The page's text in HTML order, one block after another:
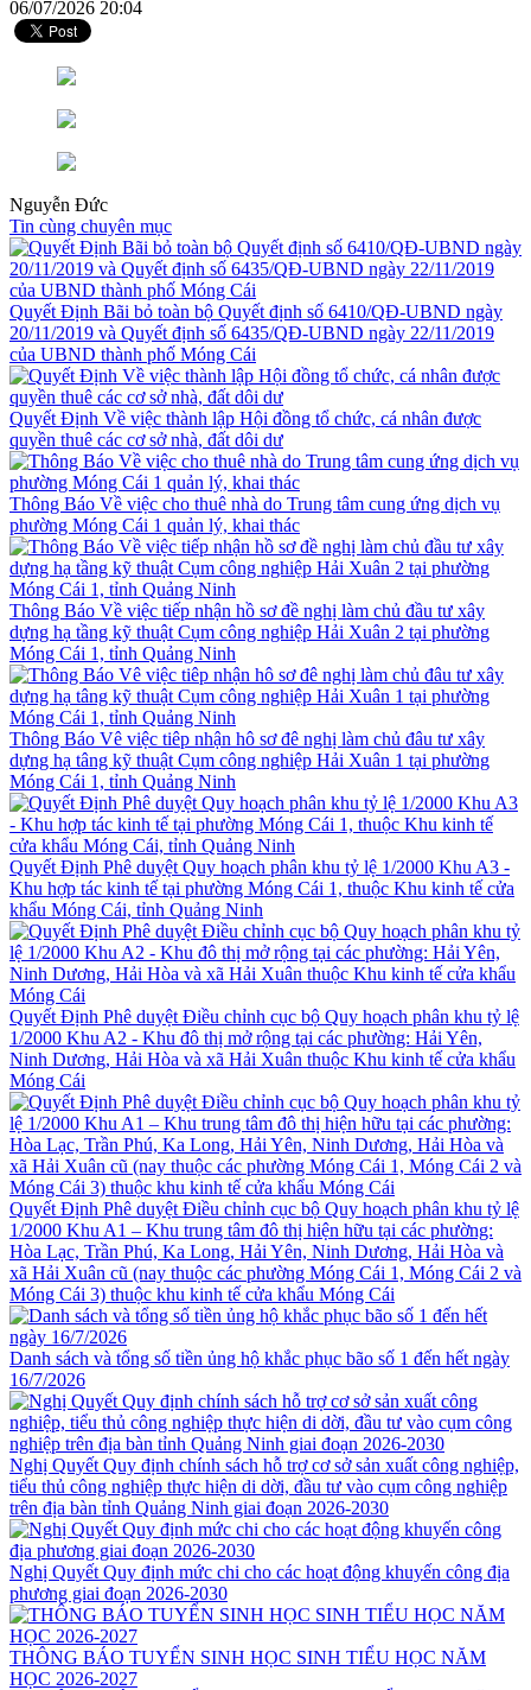
06/07/2026 20:04
Nguyễn Đức
Tin cùng chuyên mục
Quyết Định Bãi bỏ toàn bộ Quyết định số 6410/QĐ-UBND ngày
20/11/2019 và Quyết định số 6435/QĐ-UBND ngày 22/11/2019
của UBND thành phố Móng Cái
Quyết Định Về việc thành lập Hội đồng tổ chức, cá nhân được
quyền thuê các cơ sở nhà, đất dôi dư
Thông Báo Về việc cho thuê nhà do Trung tâm cung ứng dịch vụ
phường Móng Cái 1 quản lý, khai thác
Thông Báo Về việc tiếp nhận hồ sơ đề nghị làm chủ đầu tư xây
dựng hạ tầng kỹ thuật Cụm công nghiệp Hải Xuân 2 tại phường
Móng Cái 1, tỉnh Quảng Ninh
Thông Báo Vê việc tiêp nhận hô sơ đê nghị làm chủ đâu tư xây
dựng hạ tâng kỹ thuật Cụm công nghiệp Hải Xuân 1 tại phường
Móng Cái 1, tỉnh Quảng Ninh
Quyết Định Phê duyệt Quy hoạch phân khu tỷ lệ 1/2000 Khu A3 -
Khu hợp tác kinh tế tại phường Móng Cái 1, thuộc Khu kinh tế cửa
khẩu Móng Cái, tỉnh Quảng Ninh
Quyết Định Phê duyệt Điều chỉnh cục bộ Quy hoạch phân khu tỷ lệ
1/2000 Khu A2 - Khu đô thị mở rộng tại các phường: Hải Yên,
Ninh Dương, Hải Hòa và xã Hải Xuân thuộc Khu kinh tế cửa khẩu
Móng Cái
Quyết Định Phê duyệt Điều chỉnh cục bộ Quy hoạch phân khu tỷ lệ
1/2000 Khu A1 – Khu trung tâm đô thị hiện hữu tại các phường:
Hòa Lạc, Trần Phú, Ka Long, Hải Yên, Ninh Dương, Hải Hòa và
xã Hải Xuân cũ (nay thuộc các phường Móng Cái 1, Móng Cái 2 và
Móng Cái 3) thuộc khu kinh tế cửa khẩu Móng Cái
Danh sách và tổng số tiền ủng hộ khắc phục bão số 1 đến hết ngày
16/7/2026
Nghị Quyết Quy định chính sách hỗ trợ cơ sở sản xuất công nghiệp,
tiểu thủ công nghiệp thực hiện di dời, đầu tư vào cụm công nghiệp
trên địa bàn tỉnh Quảng Ninh giai đoạn 2026-2030
Nghị Quyết Quy định mức chi cho các hoạt động khuyến công địa
phương giai đoạn 2026-2030
THÔNG BÁO TUYỂN SINH HỌC SINH TIỂU HỌC NĂM
HỌC 2026-2027